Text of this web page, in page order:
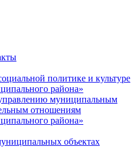
политике и культуре
района»
муниципальным
отношениям
района»
объектах